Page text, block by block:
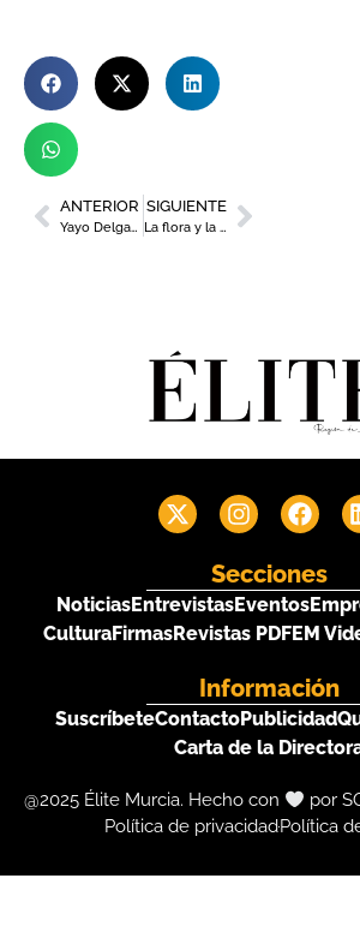
ANTERIOR
Yayo Delgado: responsable de comunicación de Estrella de Levante
SIGUIENTE
La flora y la fauna del Mar Menor se hacen hueco en el Oceanogràfic
Secciones
NoticiasEntrevistasEventos
CulturaFirmasRevistas PDFEM
Información
SuscríbeteContactoPublicidad
Carta de la
@2025 Élite Murcia. Hecho con por
Política de privacidadPolítica